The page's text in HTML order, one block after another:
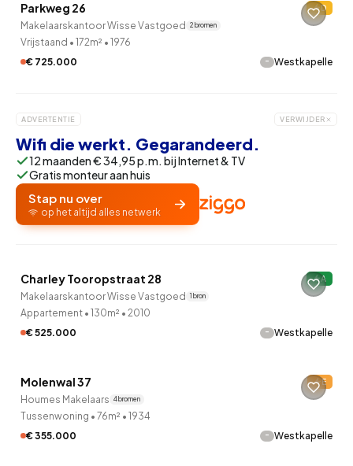
Parkweg 26 D
Makelaarskantoor Wisse Vastgoed 2 bronnen
Vrijstaand • 172m² • 1976
€ 725.000
- Westkapelle
ADVERTENTIE VERWIJDER
Wifi die werkt. Gegarandeerd.
12 maanden € 34,95 p.m. bij Internet & TV
Gratis monteur aan huis
Stap nu over
op het altijd alles netwerk
Charley Tooropstraat 28 A
Makelaarskantoor Wisse Vastgoed 1 bron
Appartement • 130m² • 2010
€ 525.000
- Westkapelle
Molenwal 37 E
Houmes Makelaars 4 bronnen
Tussenwoning • 76m² • 1934
€ 355.000
- Westkapelle